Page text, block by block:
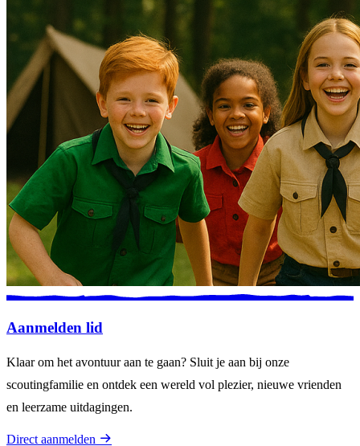
Aanmelden lid
Klaar om het avontuur aan te gaan? Sluit je aan bij onze
scoutingfamilie en ontdek een wereld vol plezier, nieuwe vrienden
en leerzame uitdagingen.
Direct aanmelden